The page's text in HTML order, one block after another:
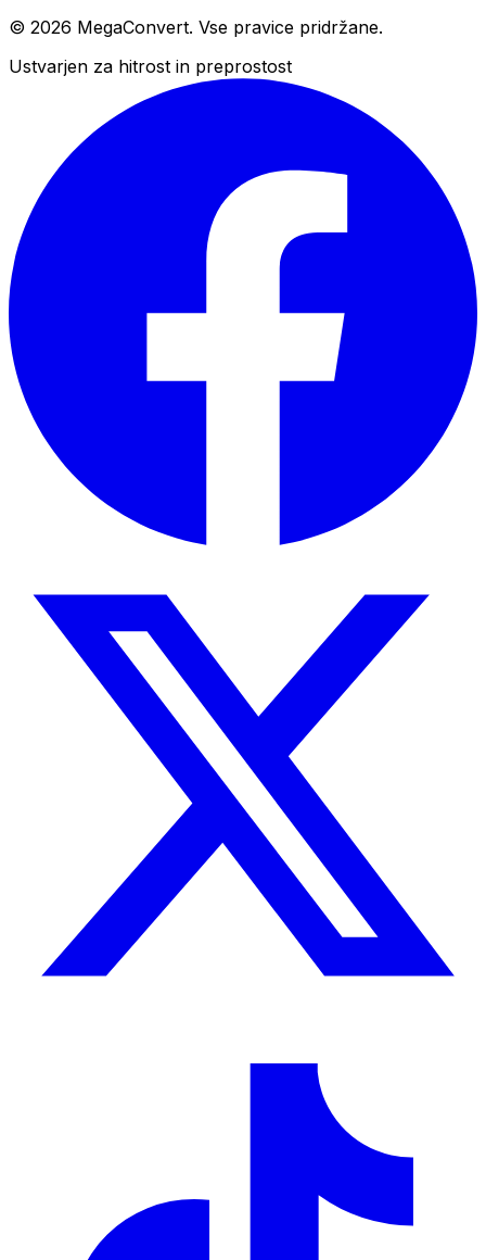
© 2026 MegaConvert. Vse pravice pridržane.
Ustvarjen za hitrost in preprostost